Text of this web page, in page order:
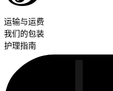
运输与运费
我们的包装
护理指南